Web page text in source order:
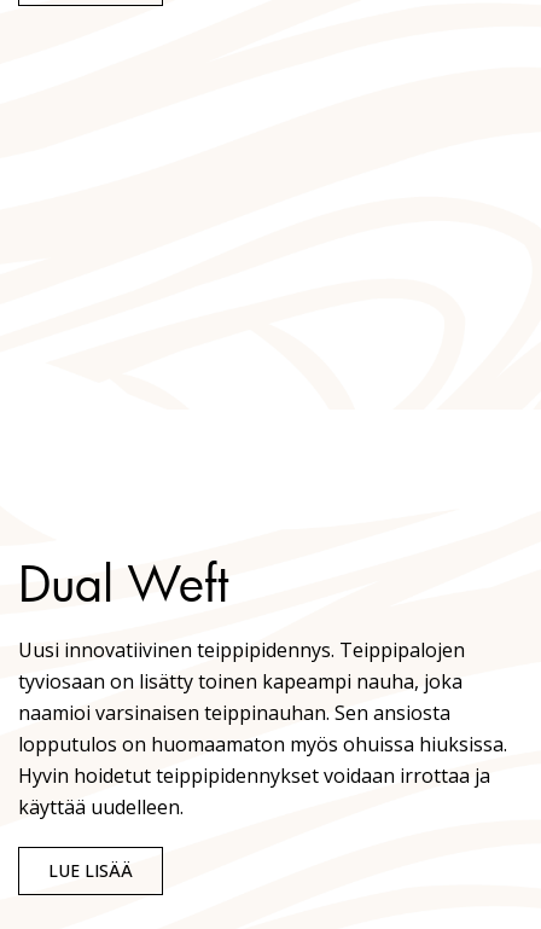
Dual Weft
Uusi innovatiivinen teippipidennys. Teippipalojen
tyviosaan on lisätty toinen kapeampi nauha, joka
naamioi varsinaisen teippinauhan. Sen ansiosta
lopputulos on huomaamaton myös ohuissa hiuksissa.
Hyvin hoidetut teippipidennykset voidaan irrottaa ja
käyttää uudelleen.
LUE LISÄÄ